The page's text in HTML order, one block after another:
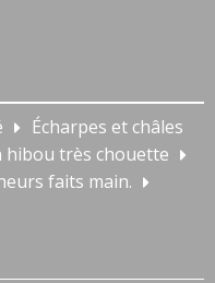
Écharpes et châles
hibou très chouette
faits main.